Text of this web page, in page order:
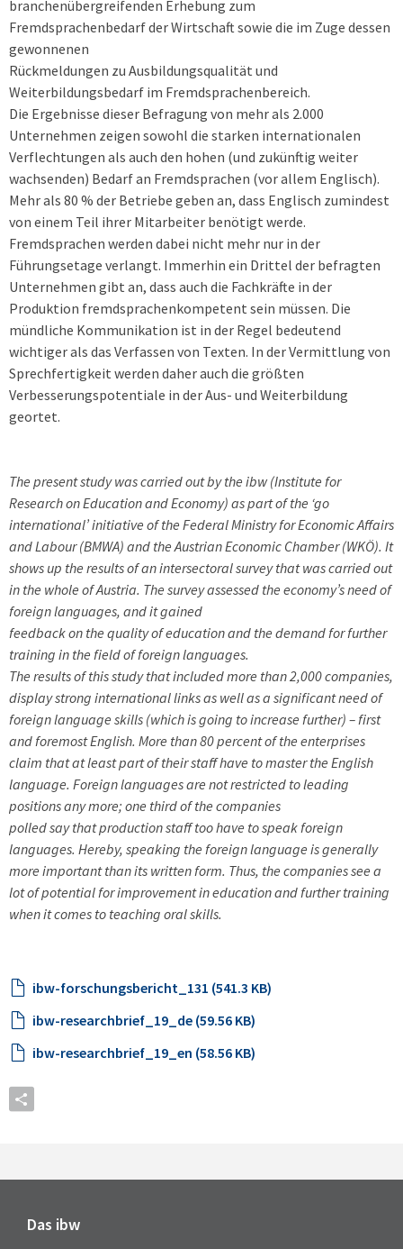
branchenübergreifenden Erhebung zum
Fremdsprachenbedarf der Wirtschaft sowie die im Zuge dessen
gewonnenen
Rückmeldungen zu Ausbildungsqualität und
Weiterbildungsbedarf im Fremdsprachenbereich.
Die Ergebnisse dieser Befragung von mehr als 2.000
Unternehmen zeigen sowohl die starken internationalen
Verflechtungen als auch den hohen (und zukünftig weiter
wachsenden) Bedarf an Fremdsprachen (vor allem Englisch).
Mehr als 80 % der Betriebe geben an, dass Englisch zumindest
von einem Teil ihrer Mitarbeiter benötigt werde.
Fremdsprachen werden dabei nicht mehr nur in der
Führungsetage verlangt. Immerhin ein Drittel der befragten
Unternehmen gibt an, dass auch die Fachkräfte in der
Produktion fremdsprachenkompetent sein müssen. Die
mündliche Kommunikation ist in der Regel bedeutend
wichtiger als das Verfassen von Texten. In der Vermittlung von
Sprechfertigkeit werden daher auch die größten
Verbesserungspotentiale in der Aus- und Weiterbildung
geortet.
The present study was carried out by the ibw (Institute for
Research on Education and Economy) as part of the ‘go
international’ initiative of the Federal Ministry for Economic Affairs
and Labour (BMWA) and the Austrian Economic Chamber (WKÖ). It
shows up the results of an intersectoral survey that was carried out
in the whole of Austria. The survey assessed the economy’s need of
foreign languages, and it gained
feedback on the quality of education and the demand for further
training in the field of foreign languages.
The results of this study that included more than 2,000 companies,
display strong international links as well as a significant need of
foreign language skills (which is going to increase further) – first
and foremost English. More than 80 percent of the enterprises
claim that at least part of their staff have to master the English
language. Foreign languages are not restricted to leading
positions any more; one third of the companies
polled say that production staff too have to speak foreign
languages. Hereby, speaking the foreign language is generally
more important than its written form. Thus, the companies see a
lot of potential for improvement in education and further training
when it comes to teaching oral skills.
ibw-forschungsbericht_131 (541.3 KB)
ibw-researchbrief_19_de (59.56 KB)
ibw-researchbrief_19_en (58.56 KB)
Das ibw